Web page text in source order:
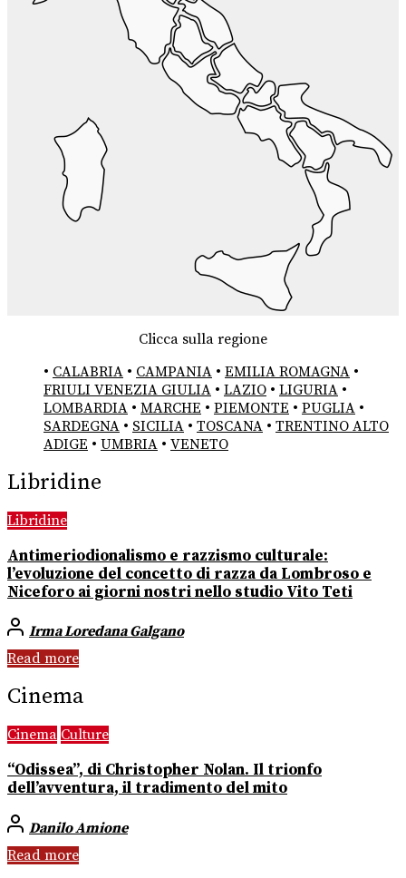
Clicca sulla regione
• CALABRIA • CAMPANIA • EMILIA ROMAGNA •
FRIULI VENEZIA GIULIA • LAZIO • LIGURIA •
LOMBARDIA • MARCHE • PIEMONTE • PUGLIA •
SARDEGNA • SICILIA • TOSCANA • TRENTINO ALTO
ADIGE • UMBRIA • VENETO
Libridine
Libridine
Antimeriodionalismo e razzismo culturale:
l’evoluzione del concetto di razza da Lombroso e
Niceforo ai giorni nostri nello studio Vito Teti
Irma Loredana Galgano
Read more
Cinema
Cinema Culture
“Odissea”, di Christopher Nolan. Il trionfo
dell’avventura, il tradimento del mito
Danilo Amione
Read more